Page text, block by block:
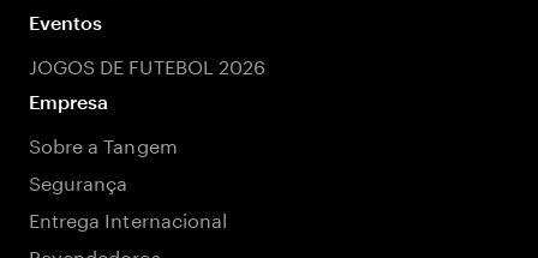
Eventos
JOGOS DE FUTEBOL 2026
Empresa
Sobre a Tangem
Segurança
Entrega Internacional